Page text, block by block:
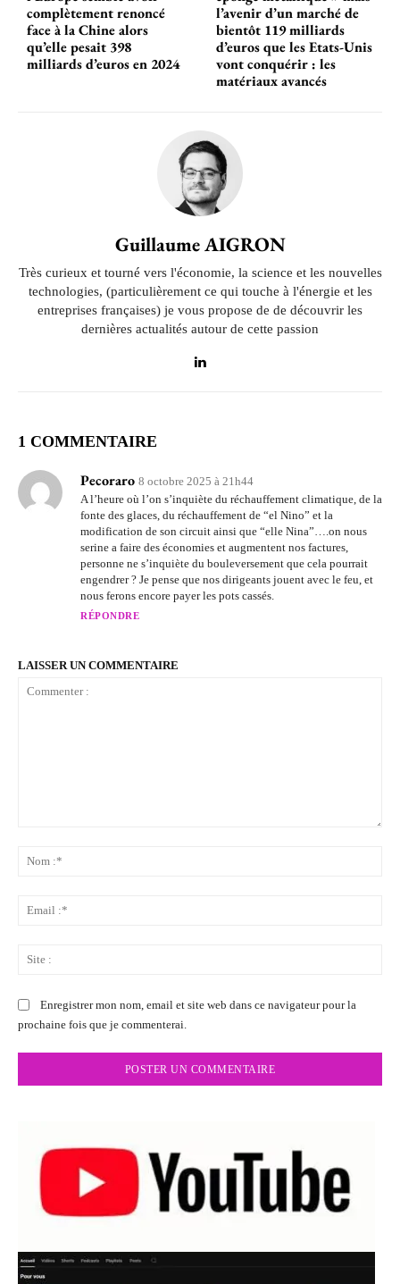
complètement renoncé
face à la Chine alors
qu’elle pesait 398
milliards d’euros en 2024
l’avenir d’un marché de
bientôt 119 milliards
d’euros que les Etats-Unis
vont conquérir : les
matériaux avancés
Guillaume AIGRON
Très curieux et tourné vers l'économie, la science et les nouvelles
technologies, (particulièrement ce qui touche à l'énergie et les
entreprises françaises) je vous propose de de découvrir les
dernières actualités autour de cette passion
1 COMMENTAIRE
Pecoraro 8 octobre 2025 à 21h44
A l’heure où l’on s’inquiète du réchauffement climatique, de la
fonte des glaces, du réchauffement de “el Nino” et la
modification de son circuit ainsi que “elle Nina”….on nous
serine a faire des économies et augmentent nos factures,
personne ne s’inquiète du bouleversement que cela pourrait
engendrer ? Je pense que nos dirigeants jouent avec le feu, et
nous ferons encore payer les pots cassés.
RÉPONDRE
LAISSER UN COMMENTAIRE
Enregistrer mon nom, email et site web dans ce navigateur pour la
prochaine fois que je commenterai.